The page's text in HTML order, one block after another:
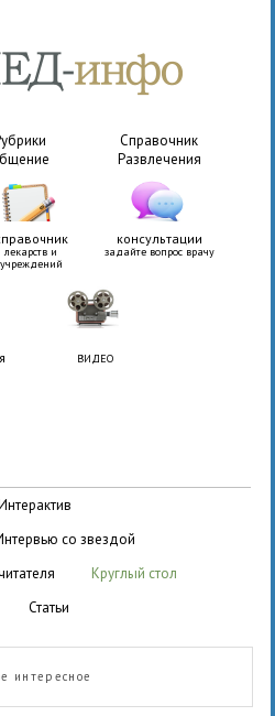
Справочник
Развлечения
лекарств и
учреждений
консультации
задайте вопрос врачу
ВИДЕО
интерактив
интервью со звездой
круглый стол
статьи
интересное